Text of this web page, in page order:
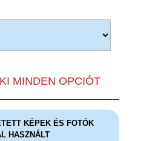
MINDEN OPCIÓT
KÉPEK ÉS FOTÓK
HASZNÁLT